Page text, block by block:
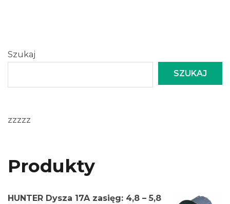
Szukaj
SZUKAJ
zzzzz
Produkty
HUNTER Dysza 17A zasięg: 4,8 – 5,8